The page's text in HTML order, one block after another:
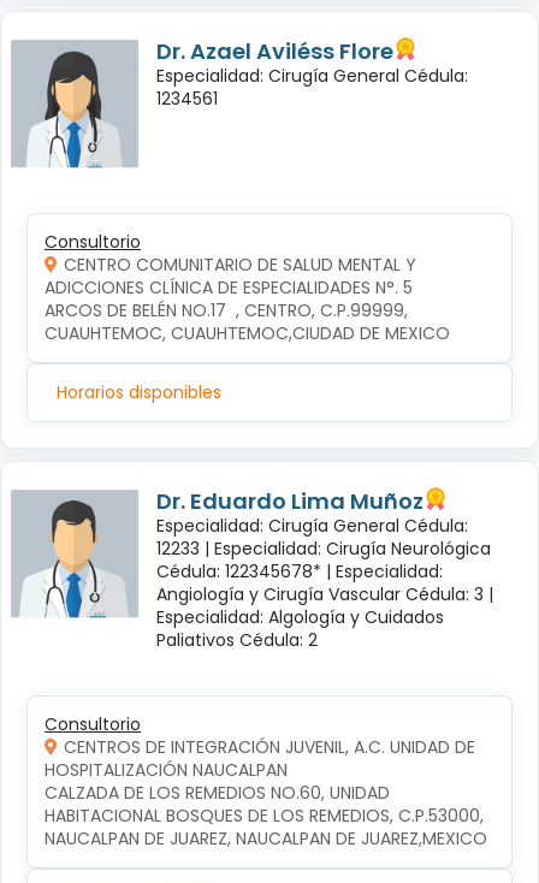
Dr. Azael Aviléss Flore
Especialidad: Cirugía General Cédula:
1234561
Consultorio
CENTRO COMUNITARIO DE SALUD MENTAL Y
ADICCIONES CLÍNICA DE ESPECIALIDADES N°. 5
ARCOS DE BELÉN NO.17  , CENTRO, C.P.99999,
CUAUHTEMOC, CUAUHTEMOC,CIUDAD DE MEXICO
Horarios disponibles
Dr. Eduardo Lima Muñoz
Especialidad: Cirugía General Cédula:
12233 | Especialidad: Cirugía Neurológica
Cédula: 122345678* | Especialidad:
Angiología y Cirugía Vascular Cédula: 3 |
Especialidad: Algología y Cuidados
Paliativos Cédula: 2
Consultorio
CENTROS DE INTEGRACIÓN JUVENIL, A.C. UNIDAD DE
HOSPITALIZACIÓN NAUCALPAN
CALZADA DE LOS REMEDIOS NO.60, UNIDAD
HABITACIONAL BOSQUES DE LOS REMEDIOS, C.P.53000,
NAUCALPAN DE JUAREZ, NAUCALPAN DE JUAREZ,MEXICO